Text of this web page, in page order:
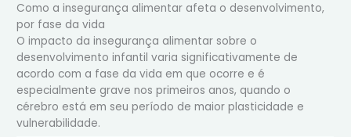
Como a insegurança alimentar afeta o desenvolvimento,
por fase da vida
O impacto da insegurança alimentar sobre o
desenvolvimento infantil varia significativamente de
acordo com a fase da vida em que ocorre e é
especialmente grave nos primeiros anos, quando o
cérebro está em seu período de maior plasticidade e
vulnerabilidade.